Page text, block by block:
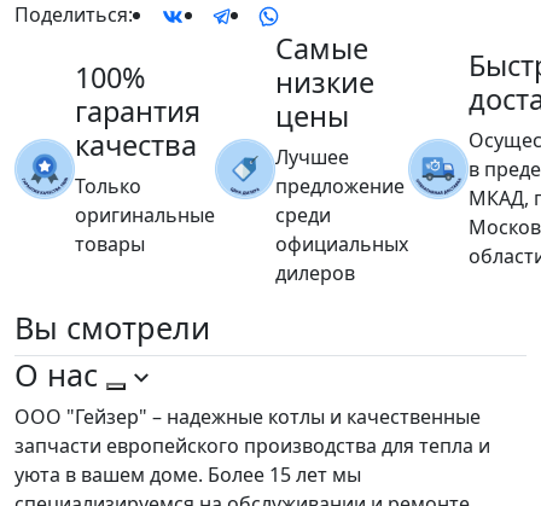
Поделиться:
100%
гарантия
качества
Только
оригинальные
товары
Самые
низкие
цены
Лучшее
предложение
среди
официальных
дилеров
в
МКАД,
Вы смотрели
О нас
ООО "Гейзер" – надежные котлы и качественные
запчасти европейского производства для тепла и
уюта в вашем доме. Более 15 лет мы